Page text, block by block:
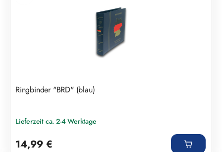
Ringbinder "BRD" (blau)
Lieferzeit ca. 2-4 Werktage
14,99 €